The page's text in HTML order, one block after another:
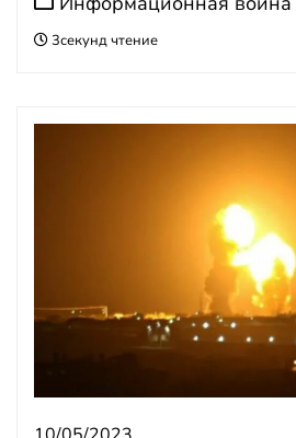
3секунд чтение